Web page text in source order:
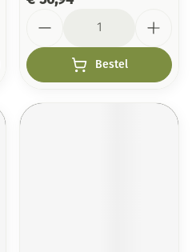
Bestel